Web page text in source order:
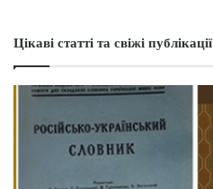
Цікаві статті та свіжі публікації